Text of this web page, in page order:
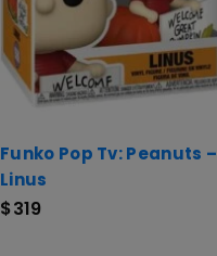
Funko Pop Tv: Peanuts –
Linus
$319